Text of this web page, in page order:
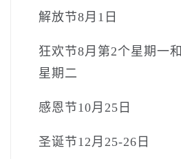
解放节8月1日
狂欢节8月第2个星期一和
星期二
感恩节10月25日
圣诞节12月25-26日